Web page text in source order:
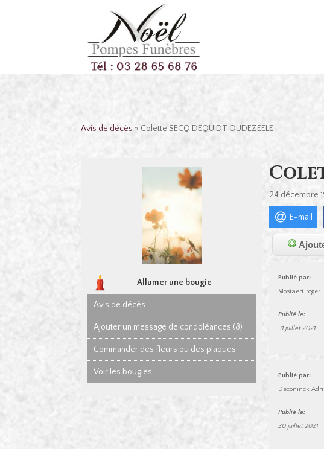
Avis de décès » Colette SECQ DEQUIDT OUDEZEELE
Allumer une bougie
Avis de décès
Ajouter un message de condoléances (8)
Commander des fleurs ou des plaques
Voir les bougies
24 décembre
E-mail
Publié par:
Mostaert roger
Publié le:
31 juillet 2021
Publié par:
Deconinck
Publié le:
30 juillet 2021